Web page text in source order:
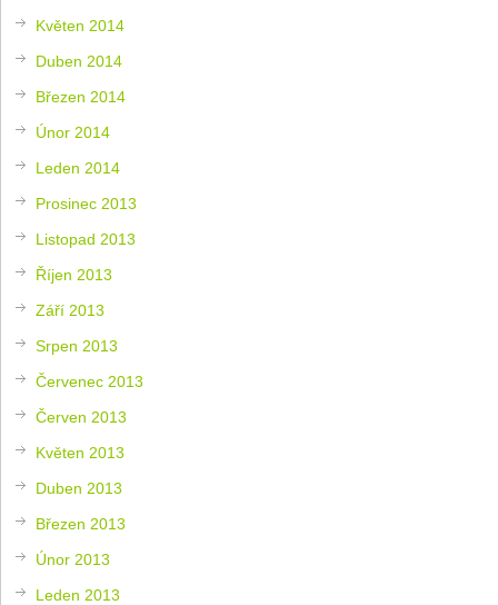
Květen 2014
Duben 2014
Březen 2014
Únor 2014
Leden 2014
Prosinec 2013
Listopad 2013
Říjen 2013
Září 2013
Srpen 2013
Červenec 2013
Červen 2013
Květen 2013
Duben 2013
Březen 2013
Únor 2013
Leden 2013